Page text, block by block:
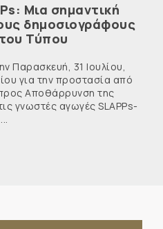
Μια σημαντική
δημοσιογράφους
Τύπου
Παρασκευή, 31 Ιουλίου,
για την προστασία από
Αποθάρρυνση της
γνωστές αγωγές SLAPPs-